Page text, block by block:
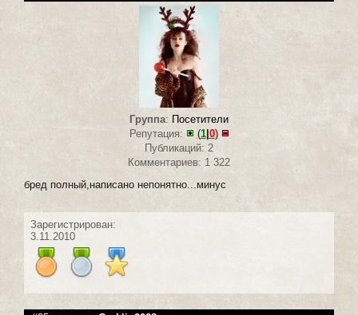
Группа: Посетители
Репутация:
(1| 0)
Публикаций: 2
Комментариев: 1 322
бред полный,написано непонятно...минус
Зарегистрирован:
3.11.2010